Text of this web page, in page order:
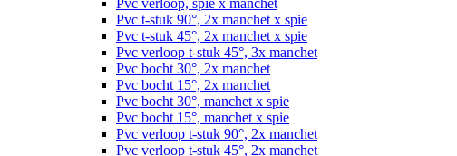
Pvc verloop, spie x manchet
Pvc t-stuk 90°, 2x manchet x spie
Pvc t-stuk 45°, 2x manchet x spie
Pvc verloop t-stuk 45°, 3x manchet
Pvc bocht 30°, 2x manchet
Pvc bocht 15°, 2x manchet
Pvc bocht 30°, manchet x spie
Pvc bocht 15°, manchet x spie
Pvc verloop t-stuk 90°, 2x manchet
Pvc verloop t-stuk 45°, 2x manchet